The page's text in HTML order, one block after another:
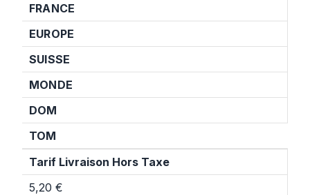
FRANCE
EUROPE
SUISSE
MONDE
DOM
TOM
Tarif Livraison Hors Taxe
5,20 €